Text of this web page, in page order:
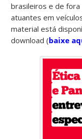
brasileiros e de
atuantes em
material está
download (baixe